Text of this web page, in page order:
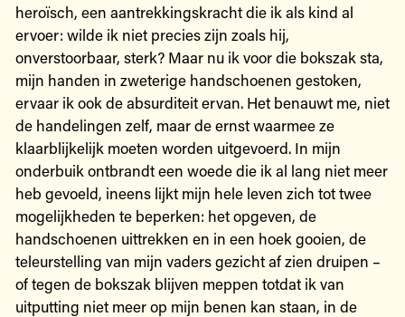
heroïsch, een aantrekkingskracht die ik als kind al
ervoer: wilde ik niet precies zijn zoals hij,
onverstoorbaar, sterk? Maar nu ik voor die bokszak sta,
mijn handen in zweterige handschoenen gestoken,
ervaar ik ook de absurditeit ervan. Het benauwt me, niet
de handelingen zelf, maar de ernst waarmee ze
klaarblijkelijk moeten worden uitgevoerd. In mijn
onderbuik ontbrandt een woede die ik al lang niet meer
heb gevoeld, ineens lijkt mijn hele leven zich tot twee
mogelijkheden te beperken: het opgeven, de
handschoenen uittrekken en in een hoek gooien, de
teleurstelling van mijn vaders gezicht af zien druipen –
of tegen de bokszak blijven meppen totdat ik van
uitputting niet meer op mijn benen kan staan, in de